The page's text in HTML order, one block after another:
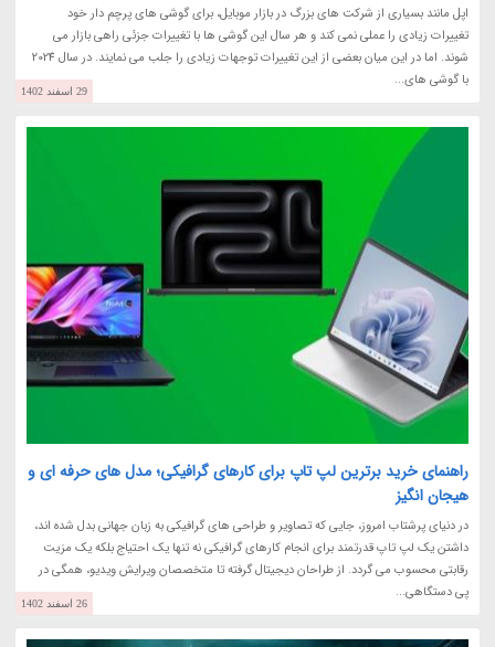
اپل مانند بسیاری از شرکت های بزرگ در بازار موبایل، برای گوشی های پرچم دار خود
تغییرات زیادی را عملی نمی کند و هر سال این گوشی ها با تغییرات جزئی راهی بازار می
شوند. اما در این میان بعضی از این تغییرات توجهات زیادی را جلب می نمایند. در سال 2024
با گوشی های...
29 اسفند 1402
راهنمای خرید برترین لپ تاپ برای کارهای گرافیکی؛ مدل های حرفه ای و
هیجان انگیز
در دنیای پرشتاب امروز، جایی که تصاویر و طراحی های گرافیکی به زبان جهانی بدل شده اند،
داشتن یک لپ تاپ قدرتمند برای انجام کارهای گرافیکی نه تنها یک احتیاج بلکه یک مزیت
رقابتی محسوب می گردد. از طراحان دیجیتال گرفته تا متخصصان ویرایش ویدیو، همگی در
پی دستگاهی...
26 اسفند 1402